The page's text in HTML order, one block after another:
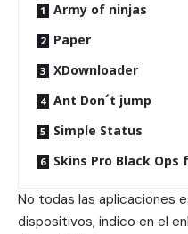
Army of ninjas
Paper
XDownloader
Ant Don´t jump
Simple Status
Skins Pro Black
No todas las aplicaciones
dispositivos, indico en el